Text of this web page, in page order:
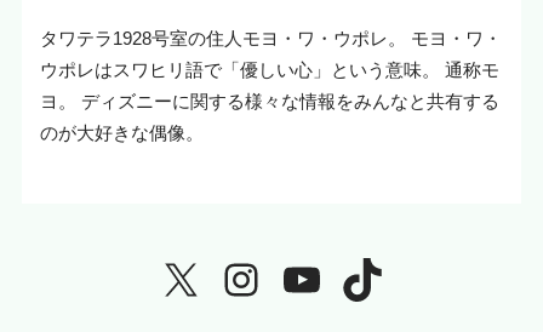
タワテラ1928号室の住人モヨ・ワ・ウポレ。 モヨ・ワ・
ウポレはスワヒリ語で「優しい心」という意味。 通称モ
ヨ。 ディズニーに関する様々な情報をみんなと共有する
のが大好きな偶像。